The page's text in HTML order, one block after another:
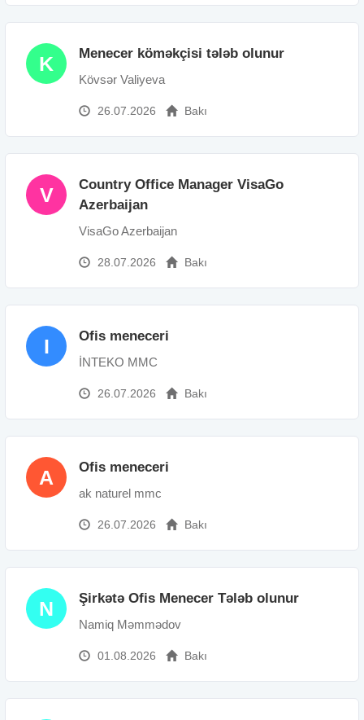
K Menecer köməkçisi tələb olunur
Kövsər Valiyeva
26.07.2026 Bakı
V
Country Office Manager VisaGo
Azerbaijan
VisaGo Azerbaijan
28.07.2026 Bakı
I Ofis meneceri
İNTEKO MMC
26.07.2026 Bakı
A Ofis meneceri
ak naturel mmc
26.07.2026 Bakı
N Şirkətə Ofis Menecer Tələb olunur
Namiq Məmmədov
01.08.2026 Bakı